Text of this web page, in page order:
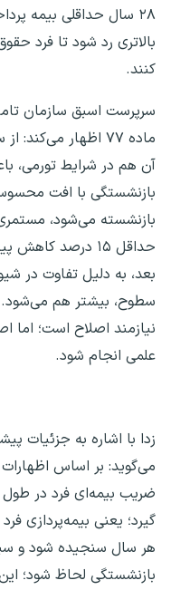
۲۸ سال حداقلی بیمه
بالاتری رد شود تا فرد
کنند.
سرپرست اسبق سازمان
ماده ۷۷ اظهار
آن هم در شرایط تورمی،
بازنشستگی با افت
بازنشسته می‌شود،
حداقل ۱۵ درصد
بعد، به دلیل تفاوت در
سطوح، بیشتر هم می‌شود.
نیازمند اصلاح است؛ اما
علمی انجام شود.
زدا با اشاره به جزئیات
می‌گوید: بر اساس
گیرد؛ یعنی بیمه‌پردازی
هر سال سنجیده شود و
بازنشستگی لحاظ شود؛